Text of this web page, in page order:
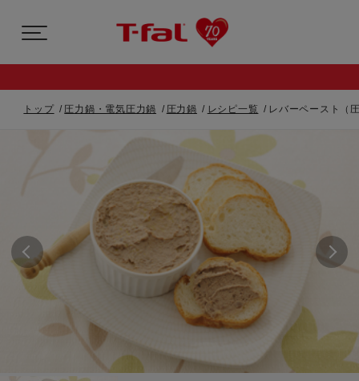
トップ 圧力鍋・電気圧力鍋 圧力鍋 レシピ一覧 レバーペースト（